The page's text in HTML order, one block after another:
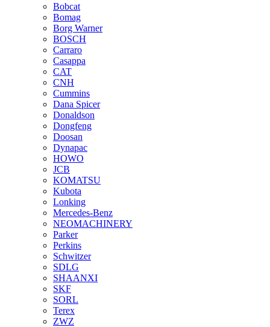
Bobcat
Bomag
Borg Warner
BOSCH
Carraro
Casappa
CAT
CNH
Cummins
Dana Spicer
Donaldson
Dongfeng
Doosan
Dynapac
HOWO
JCB
KOMATSU
Kubota
Lonking
Mercedes-Benz
NEOMACHINERY
Parker
Perkins
Schwitzer
SDLG
SHAANXI
SKF
SORL
Terex
ZWZ